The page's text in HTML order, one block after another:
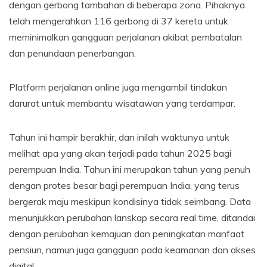
dengan gerbong tambahan di beberapa zona. Pihaknya
telah mengerahkan 116 gerbong di 37 kereta untuk
meminimalkan gangguan perjalanan akibat pembatalan
dan penundaan penerbangan.
Platform perjalanan online juga mengambil tindakan
darurat untuk membantu wisatawan yang terdampar.
Tahun ini hampir berakhir, dan inilah waktunya untuk
melihat apa yang akan terjadi pada tahun 2025 bagi
perempuan India. Tahun ini merupakan tahun yang penuh
dengan protes besar bagi perempuan India, yang terus
bergerak maju meskipun kondisinya tidak seimbang. Data
menunjukkan perubahan lanskap secara real time, ditandai
dengan perubahan kemajuan dan peningkatan manfaat
pensiun, namun juga gangguan pada keamanan dan akses